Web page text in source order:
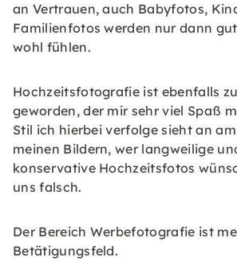
an Vertrauen, auch Babyfotos,
Familienfotos werden nur dann
wohl fühlen.
Hochzeitsfotografie ist ebenfalls
geworden, der mir sehr viel Spaß
Stil ich hierbei verfolge sieht an
meinen Bildern, wer langweilige
konservative Hochzeitsfotos
uns falsch.
Der Bereich Werbefotografie ist
Betätigungsfeld.